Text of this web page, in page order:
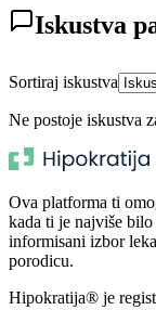
Iskustva
Sortiraj iskustva
Ne postoje iskustva
Ova platforma ti
kada ti je najviše
informisani izbor
porodicu.
Hipokratija® je